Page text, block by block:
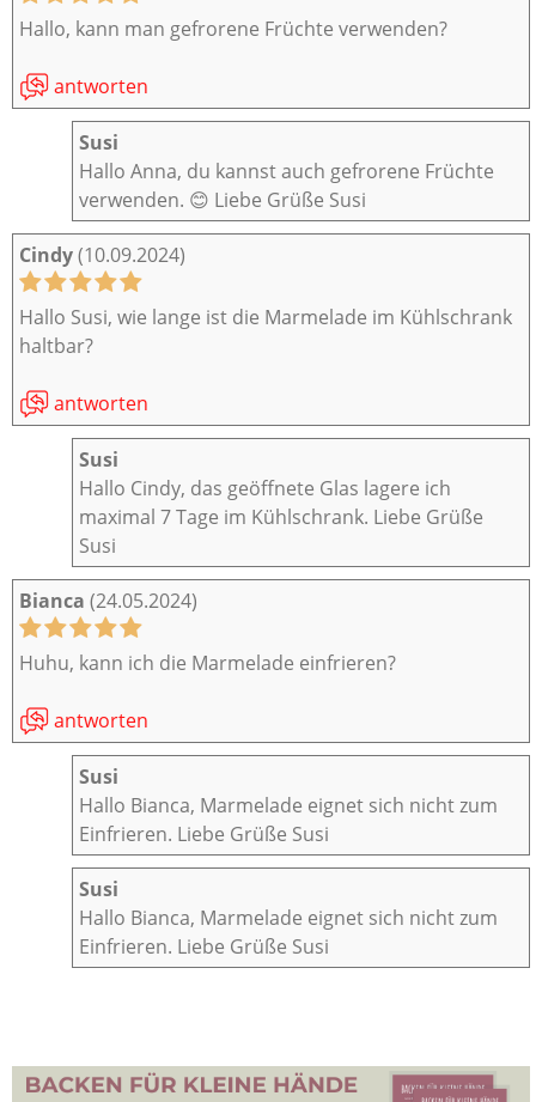
Hallo, kann man gefrorene Früchte verwenden?
antworten
Susi
Hallo Anna, du kannst auch gefrorene Früchte
verwenden. 😊 Liebe Grüße Susi
Cindy(10.09.2024)
Hallo Susi, wie lange ist die Marmelade im Kühlschrank
haltbar?
antworten
Susi
Hallo Cindy, das geöffnete Glas lagere ich
maximal 7 Tage im Kühlschrank. Liebe Grüße
Susi
Bianca (24.05.2024)
Huhu, kann ich die Marmelade einfrieren?
antworten
Susi
Hallo Bianca, Marmelade eignet sich nicht zum
Einfrieren. Liebe Grüße Susi
Susi
Hallo Bianca, Marmelade eignet sich nicht zum
Einfrieren. Liebe Grüße Susi